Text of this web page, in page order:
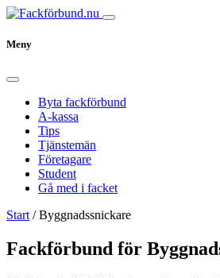
Meny
Byta fackförbund
A-kassa
Tips
Tjänstemän
Företagare
Student
Gå med i facket
Start /Byggnadssnickare
Fackförbund för